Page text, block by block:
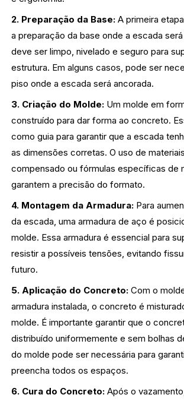
2. Preparação da Base: A primeira
a preparação da base onde a escada
deve ser limpo, nivelado e seguro para
estrutura. Em alguns casos, pode ser
piso onde a escada será ancorada.
3. Criação do Molde: Um molde em
construído para dar forma ao concreto.
como guia para garantir que a escada
as dimensões corretas. O uso de
compensado ou fórmulas específicas de
garantem a precisão do formato.
4. Montagem da Armadura: Para
da escada, uma armadura de aço é
molde. Essa armadura é essencial para
resistir a possíveis tensões, evitando
futuro.
5. Aplicação do Concreto: Com o
armadura instalada, o concreto é
molde. É importante garantir que o
distribuído uniformemente e sem bolhas
do molde pode ser necessária para
preencha todos os espaços.
6. Cura do Concreto: Após o